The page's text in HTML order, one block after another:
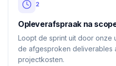
2
Opleverafspraak na
Loopt de sprint uit door onze
de afgesproken deliverables
projectkosten.